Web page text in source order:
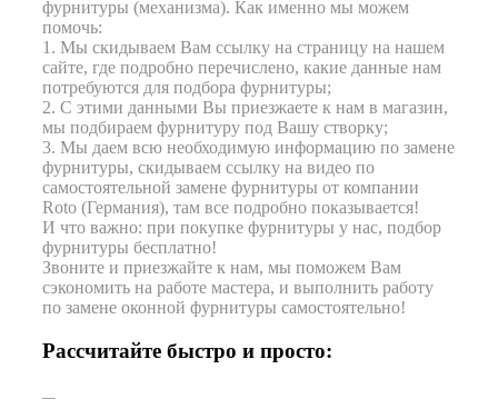
фурнитуры (механизма). Как именно мы можем
помочь:
1. Мы скидываем Вам ссылку на страницу на нашем
сайте, где подробно перечислено, какие данные нам
потребуются для подбора фурнитуры;
2. С этими данными Вы приезжаете к нам в магазин,
мы подбираем фурнитуру под Вашу створку;
3. Мы даем всю необходимую информацию по замене
фурнитуры, скидываем ссылку на видео по
самостоятельной замене фурнитуры от компании
Roto (Германия), там все подробно показывается!
И что важно: при покупке фурнитуры у нас, подбор
фурнитуры бесплатно!
Звоните и приезжайте к нам, мы поможем Вам
сэкономить на работе мастера, и выполнить работу
по замене оконной фурнитуры самостоятельно!
Рассчитайте быстро и просто: